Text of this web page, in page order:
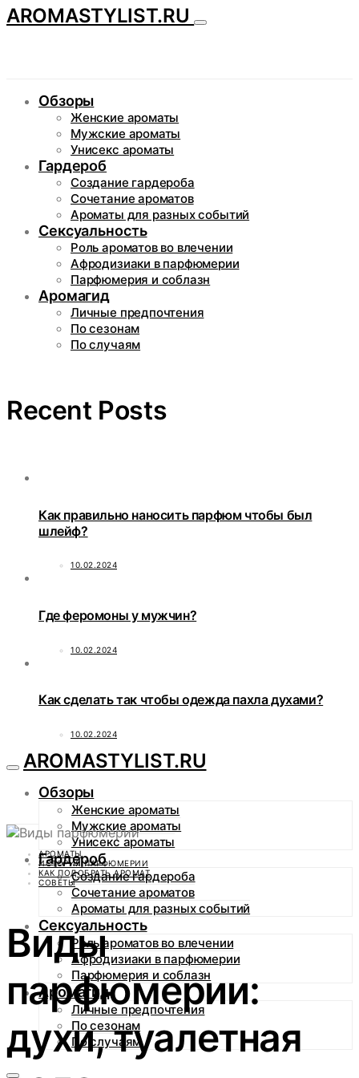
AROMASTYLIST.RU
Обзоры
Женские ароматы
Мужские ароматы
Унисекс ароматы
Гардероб
Создание гардероба
Сочетание ароматов
Ароматы для разных событий
Сексуальность
Роль ароматов во влечении
Афродизиаки в парфюмерии
Парфюмерия и соблазн
Аромагид
Личные предпочтения
По сезонам
По случаям
Recent Posts
Как правильно наносить парфюм чтобы был
шлейф?
10.02.2024
Где феромоны у мужчин?
10.02.2024
Как сделать так чтобы одежда пахла духами?
10.02.2024
AROMASTYLIST.RU
Обзоры
Женские ароматы
Мужские ароматы
Унисекс ароматы
Гардероб
Создание гардероба
Сочетание ароматов
Ароматы для разных событий
Сексуальность
Роль ароматов во влечении
Афродизиаки в парфюмерии
Парфюмерия и соблазн
Аромагид
Личные предпочтения
По сезонам
По случаям
АРОМАТЫ
ИСТОРИЯ ПАРФЮМЕРИИ
КАК ПОДОБРАТЬ АРОМАТ
СОВЕТЫ
Виды
парфюмерии:
духи, туалетная